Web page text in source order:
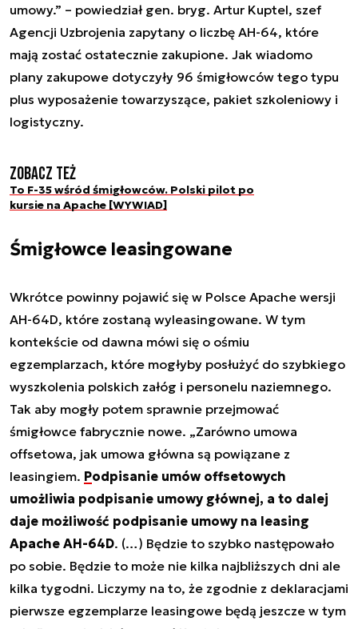
umowy.” – powiedział gen. bryg. Artur Kuptel, szef
Agencji Uzbrojenia zapytany o liczbę AH-64, które
mają zostać ostatecznie zakupione. Jak wiadomo
plany zakupowe dotyczyły 96 śmigłowców tego typu
plus wyposażenie towarzyszące, pakiet szkoleniowy i
logistyczny.
Zobacz też
To F-35 wśród śmigłowców. Polski pilot po
kursie na Apache [WYWIAD]
Śmigłowce leasingowane
Wkrótce powinny pojawić się w Polsce Apache wersji
AH-64D, które zostaną wyleasingowane. W tym
kontekście od dawna mówi się o ośmiu
egzemplarzach, które mogłyby posłużyć do szybkiego
wyszkolenia polskich załóg i personelu naziemnego.
Tak aby mogły potem sprawnie przejmować
śmigłowce fabrycznie nowe. „Zarówno umowa
offsetowa, jak umowa główna są powiązane z
leasingiem. Podpisanie umów offsetowych
umożliwia podpisanie umowy głównej, a to dalej
daje możliwość podpisanie umowy na leasing
Apache AH-64D. (…) Będzie to szybko następowało
po sobie. Będzie to może nie kilka najbliższych dni ale
kilka tygodni. Liczymy na to, że zgodnie z deklaracjami
pierwsze egzemplarze leasingowe będą jeszcze w tym